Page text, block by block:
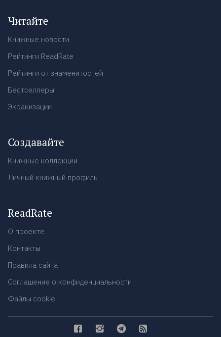
Читайте
Книжные новости
Рейтинги ReadRate
Рейтинги от знаменитостей
Бестселлеры
Экранизации
Создавайте
Книжные коллекции
Личный книжный профиль
ReadRate
О проекте
Контакты
Правила сайта
Соглашение о конфиденциальности
Файлы cookie